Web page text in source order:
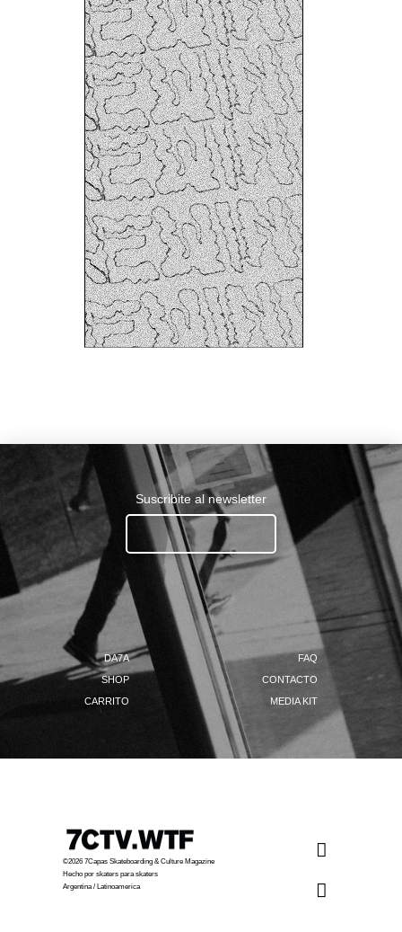
Suscribite al newsletter
Ingresa tu email.......
DA7A
SHOP
CARRITO
FAQ
CONTACTO
MEDIA KIT
©2026 7Capas Skateboarding & Culture Magazine
Hecho por skaters para skaters
Argentina / Latinoamerica